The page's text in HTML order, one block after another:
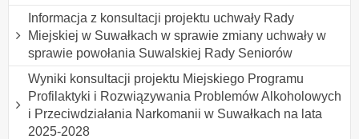
Informacja z konsultacji projektu uchwały Rady
Miejskiej w Suwałkach w sprawie zmiany uchwały w
sprawie powołania Suwalskiej Rady Seniorów
Wyniki konsultacji projektu Miejskiego Programu
Profilaktyki i Rozwiązywania Problemów Alkoholowych
i Przeciwdziałania Narkomanii w Suwałkach na lata
2025-2028